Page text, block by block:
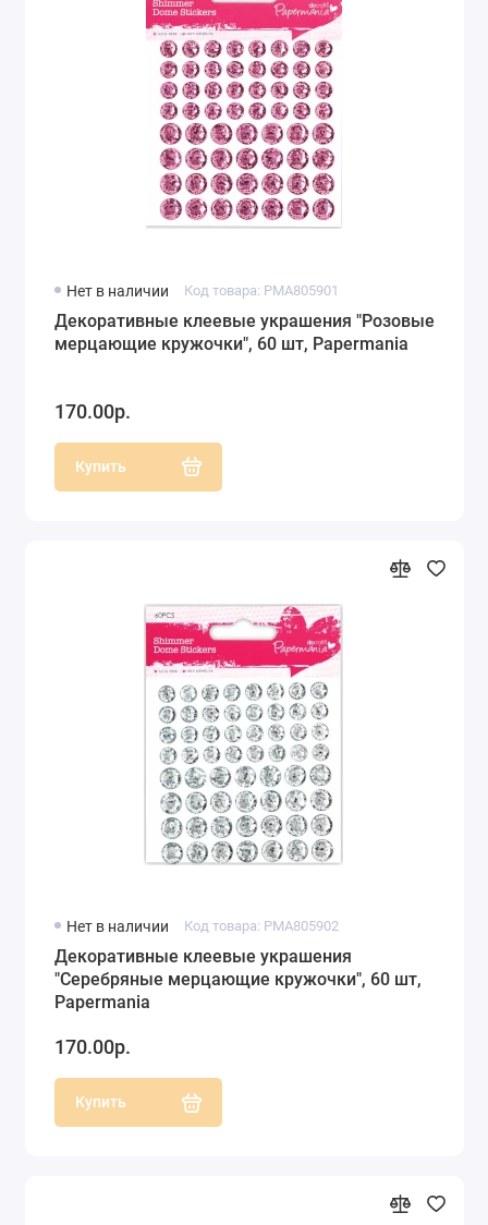
Нет в наличии Код товара: PMA805901
Декоративные клеевые украшения "Розовые
мерцающие кружочки", 60 шт, Papermania
170.00р.
Купить
Нет в наличии Код товара: PMA805902
Декоративные клеевые украшения
"Серебряные мерцающие кружочки", 60 шт,
Papermania
170.00р.
Купить